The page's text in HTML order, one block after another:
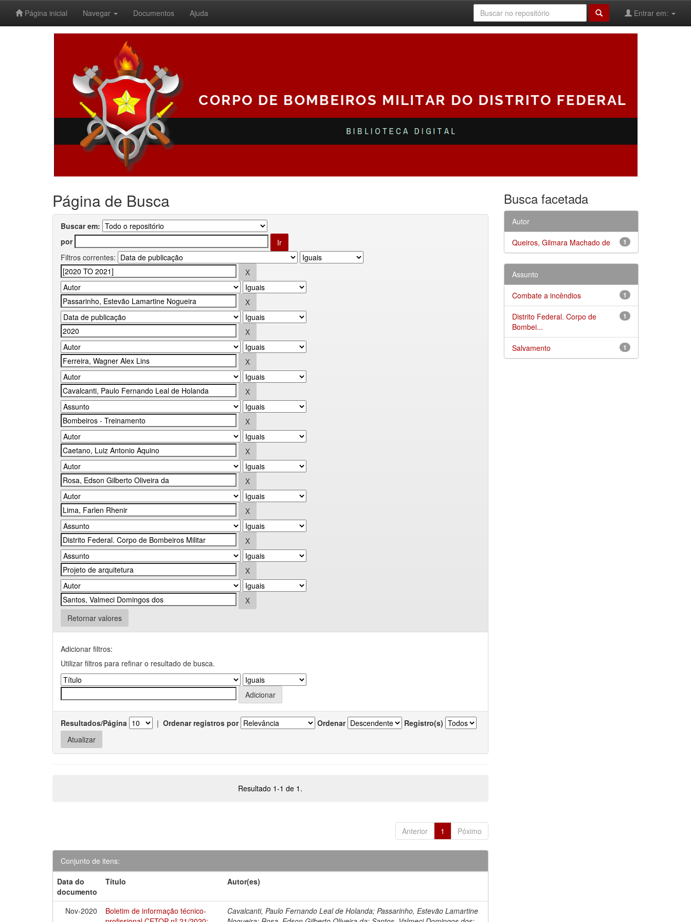
Página inicial Navegar Documentos Ajuda Entrar em:
Página de Busca
Buscar em:
por
Filtros correntes:
Retornar valores
Adicionar filtros:
Utilizar filtros para refinar o resultado de busca.
Resultados/Página | Ordenar registros por Ordenar Registro(s)
Resultado 1-1 de 1.
Anterior 1 Póximo
Conjunto de itens:
Data do
documento
Título Autor(es)
Nov-2020
Boletim de informação técnico-
Cavalcanti, Paulo Fernando Leal de Holanda; Passarinho, Estevão Lamartine
Busca facetada
Autor
1
Queiros, Gilmara Machado de
Assunto
1
Combate a incêndios
1
Distrito Federal. Corpo de
Bombei...
1
Salvamento